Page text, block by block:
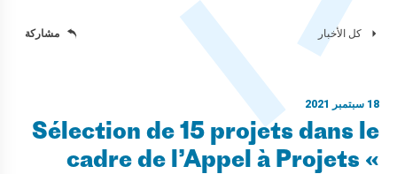
كل الأخبار مشاركة
18 سبتمبر 2021
Sélection de 15 projets dans le
cadre de l’Appel à Projets «